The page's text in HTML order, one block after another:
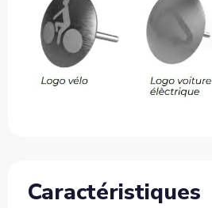
Caractéristiques